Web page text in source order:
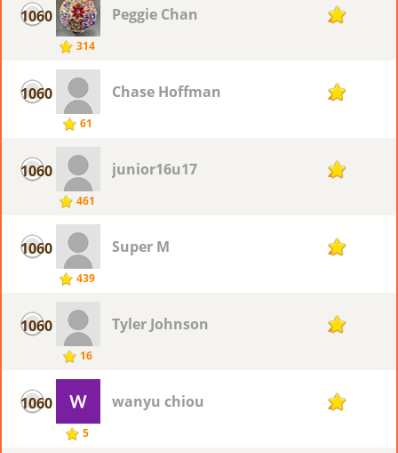
1060
314
Peggie Chan 2
1060
61
Chase Hoffman 2
1060
461
junior16u17 2
1060
439
Super M 2
1060
16
Tyler Johnson 2
1060
5
wanyu chiou 2